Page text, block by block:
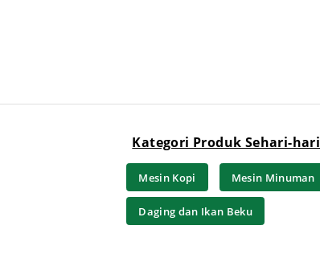
Kategori Produk Sehari-hari
Mesin Kopi Mesin Minuman
Daging dan Ikan Beku